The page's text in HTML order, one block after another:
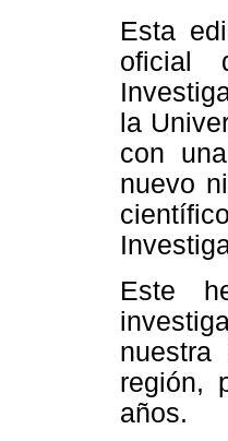
Esta
oficial
la
con
nuevo
Este
región,
años.